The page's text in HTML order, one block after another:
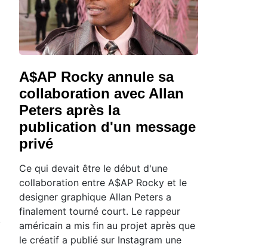
A$AP Rocky annule sa
collaboration avec Allan
Peters après la
publication d'un message
privé
Ce qui devait être le début d'une
collaboration entre A$AP Rocky et le
designer graphique Allan Peters a
finalement tourné court. Le rappeur
américain a mis fin au projet après que
le créatif a publié sur Instagram une